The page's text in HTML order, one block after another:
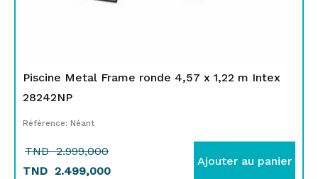
Piscine Metal Frame ronde 4,57 x 1,22 m Intex
28242NP
Référence: Néant
TND2.999,000
TND 2.499,000
Ajouter au panier